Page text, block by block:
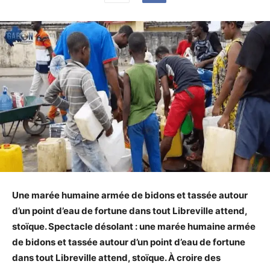
Une marée humaine armée de bidons et tassée autour
d’un point d’eau de fortune dans tout Libreville attend,
stoïque. Spectacle désolant : une marée humaine armée
de bidons et tassée autour d’un point d’eau de fortune
dans tout Libreville attend, stoïque. À croire des